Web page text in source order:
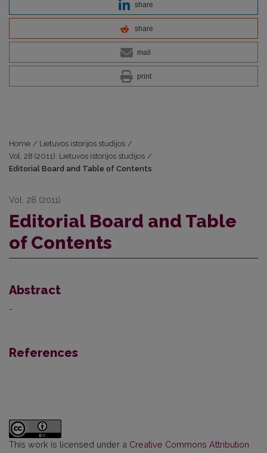
share
share
mail
print
Home / Lietuvos istorijos studijos /
Vol. 28 (2011): Lietuvos istorijos studijos /
Editorial Board and Table of Contents
Vol. 28 (2011)
Editorial Board and Table
of Contents
Abstract
-
References
This work is licensed under a Creative Commons Attribution